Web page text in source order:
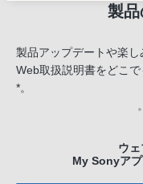
製
製品アップデートや楽し
Web取扱説明書をどこ
*。
＊
ウ
My Sonyアプ